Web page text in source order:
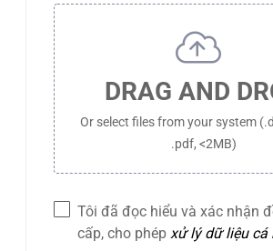
DRAG AND
Or select files from your system
.pdf, <2MB)
Tôi đã đọc hiểu và xác nhận
cấp, cho phépxử lý dữ liệu cá